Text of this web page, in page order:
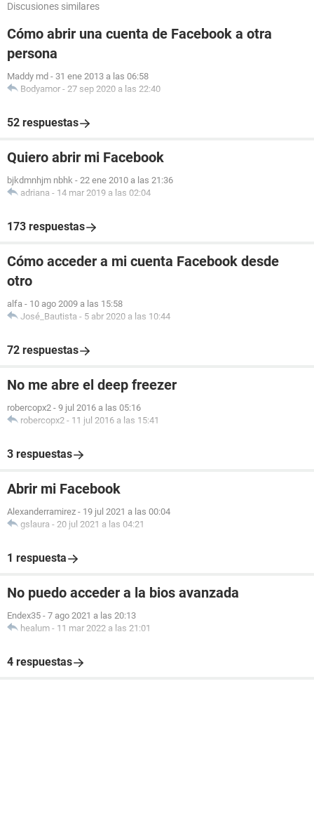
Discusiones similares
Cómo abrir una cuenta de Facebook a otra
persona
Maddy md - 31 ene 2013 a las 06:58
Bodyamor - 27 sep 2020 a las 22:40
52 respuestas
Quiero abrir mi Facebook
bjkdmnhjm nbhk - 22 ene 2010 a las 21:36
adriana - 14 mar 2019 a las 02:04
173 respuestas
Cómo acceder a mi cuenta Facebook desde
otro
alfa - 10 ago 2009 a las 15:58
José_Bautista - 5 abr 2020 a las 10:44
72 respuestas
No me abre el deep freezer
robercopx2 - 9 jul 2016 a las 05:16
robercopx2 - 11 jul 2016 a las 15:41
3 respuestas
Abrir mi Facebook
Alexanderramirez - 19 jul 2021 a las 00:04
gslaura - 20 jul 2021 a las 04:21
1 respuesta
No puedo acceder a la bios avanzada
Endex35 - 7 ago 2021 a las 20:13
healum - 11 mar 2022 a las 21:01
4 respuestas